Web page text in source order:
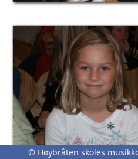
© Høybråten skoles